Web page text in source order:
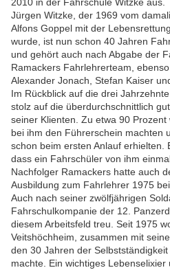
Jürgen Witzke, der 1969 vom
Alfons Goppel mit der
wurde, ist nun schon 40 Jahren
und gehört auch nach Abgabe der
Ramackers Fahrlehrerteam,
Alexander Jonach, Stefan Kaiser
Im Rückblick auf die drei
stolz auf die überdurchschnittlich
seiner Klienten. Zu etwa 90
bei ihm den Führerschein machten
schon beim ersten Anlauf erhielten.
dass ein Fahrschüler von ihm
Nachfolger Ramackers hatte auch
Ausbildung zum Fahrlehrer 1975
Auch nach seiner zwölfjährigen
Fahrschulkompanie der 12.
diesem Arbeitsfeld treu. Seit 1975
Veitshöchheim, zusammen mit
den 30 Jahren der
machte. Ein wichtiges Lebenselixier